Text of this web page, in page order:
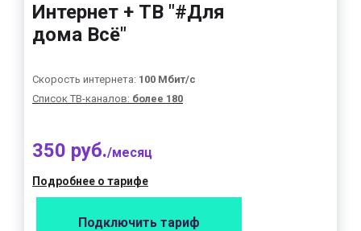
Интернет + ТВ "#Для
дома Всё"
Скорость интернета: 100 Мбит/с
Список ТВ-каналов: более 180
350 руб./месяц
Подробнее о тарифе
Подключить тариф